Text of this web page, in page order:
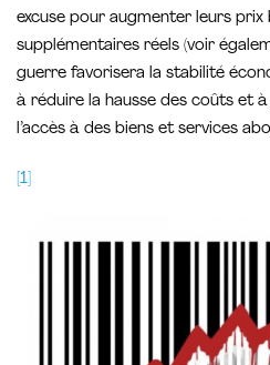
excuse pour augmenter leurs
supplémentaires réels (voir
guerre favorisera la stabilité
à réduire la hausse des coûts et
l’accès à des biens et services
[1]